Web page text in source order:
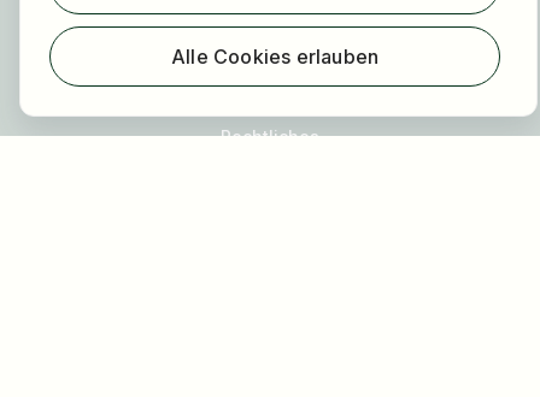
Rechtliches
Alle Cookies erlauben